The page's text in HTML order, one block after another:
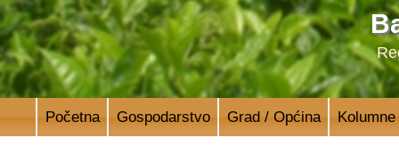
Početna Gospodarstvo Grad / Općina Kolumne